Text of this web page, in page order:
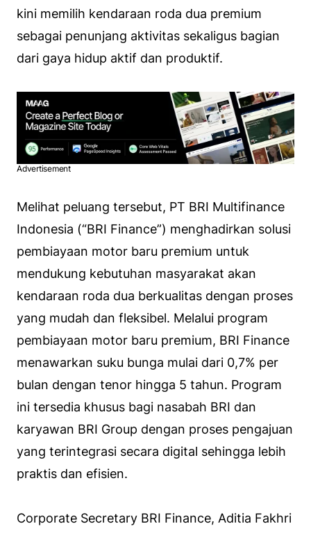
kini memilih kendaraan roda dua premium
sebagai penunjang aktivitas sekaligus bagian
dari gaya hidup aktif dan produktif.
Advertisement
Melihat peluang tersebut, PT BRI Multifinance
Indonesia (“BRI Finance”) menghadirkan solusi
pembiayaan motor baru premium untuk
mendukung kebutuhan masyarakat akan
kendaraan roda dua berkualitas dengan proses
yang mudah dan fleksibel. Melalui program
pembiayaan motor baru premium, BRI Finance
menawarkan suku bunga mulai dari 0,7% per
bulan dengan tenor hingga 5 tahun. Program
ini tersedia khusus bagi nasabah BRI dan
karyawan BRI Group dengan proses pengajuan
yang terintegrasi secara digital sehingga lebih
praktis dan efisien.
Corporate Secretary BRI Finance, Aditia Fakhri